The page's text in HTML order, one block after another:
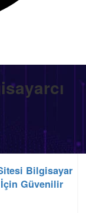
Bilgisayar
Güvenilir